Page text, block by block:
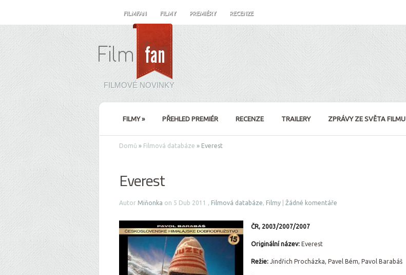
FILMFAN FILMY PREMIÉRY RECENZE
FILMOVÉ NOVINKY
FILMY» PŘEHLED PREMIÉR RECENZE TRAILERY ZPRÁVY ZE SVĚTA FILMU
Domů » Filmová databáze » Everest
Everest
Autor Miňonka on 5 Dub 2011 , Filmová databáze, Filmy Žádné komentáře
ČR, 2003/2007/2007
Originální název:Everest
Režie:Jindřich Procházka, Pavel Bém, Pavol Barabáš